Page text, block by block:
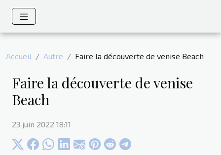
Accueil Autre Faire la découverte de venise Beach
Faire la découverte de venise
Beach
23 juin 2022 18:11